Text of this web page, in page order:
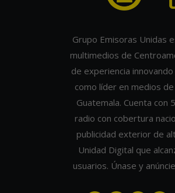
Grupo Emisoras Unidas
multimedios de
de experiencia
como líder en medios
Guatemala. Cuenta con
radio con cobertura
publicidad exterior de
Unidad Digital que
usuarios. Únase y